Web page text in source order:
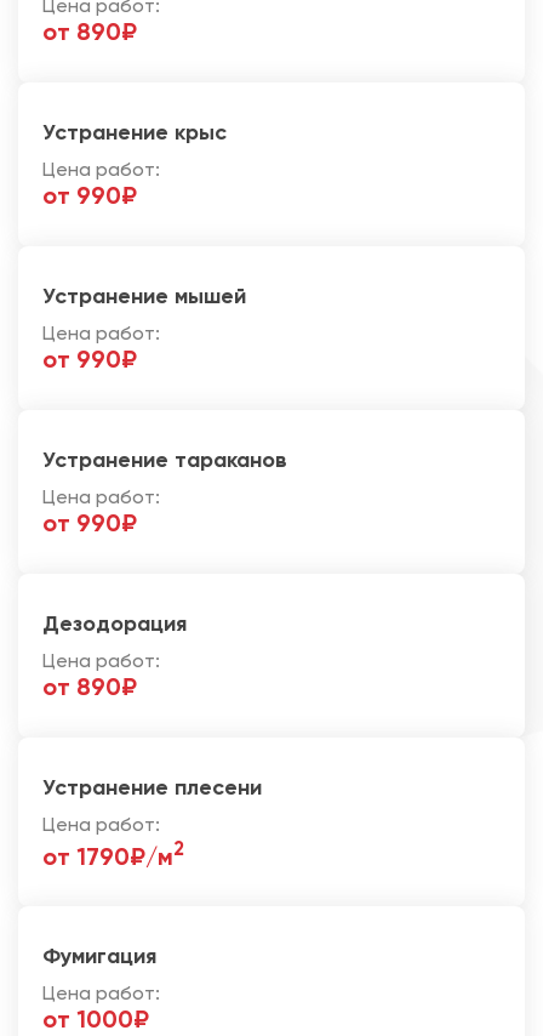
Цена работ:
от 890₽
Устранение крыс
Цена работ:
от 990₽
Устранение мышей
Цена работ:
от 990₽
Устранение тараканов
Цена работ:
от 990₽
Дезодорация
Цена работ:
от 890₽
Устранение плесени
Цена работ:
от 1790₽/м2
Фумигация
Цена работ:
от 1000₽